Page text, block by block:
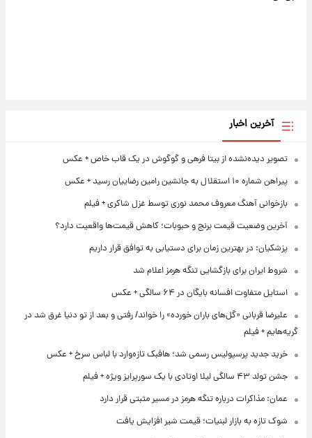
آخرین اخبار
تصویر دیده‌نشده از بیتا فرهی و گوگوش در یک قاب خاص + عکس
پیراهن شماره ۱۰ استقلال به جانشین رامین رضاییان رسید + عکس
بازخوانی آهنگ معروف محمد نوری توسط غزل شاکری + فیلم
آخرین وضعیت قیمت برنج و حبوبات؛ کاهش قیمت‌ها واقعیت دارد؟
پزشکیان: در بهترین زمان برای دستیابی به توافق قرار داریم
شروط ایران برای بازگشایی تنگه هرمز اعلام شد
استایل متفاوت افسانه بایگان در ۶۴ سالگی + عکس
علیرضا قربانی «گل‌های باران خورده» را خواند/ رفتی و بعد از تو دنیا غرق شد در
گریه‌هایم + فیلم
خرید جدید پرسپولیس رسمی شد؛ هافبک تازه‌وارد با لباس سرخ + عکس
جشن تولد ۴۳ سالگی لیلا اوتادی با یک سورپرایز ویژه + فیلم
عمان: مذاکرات درباره تنگه هرمز در مسیر مثبتی قرار دارد
شوک تازه به بازار لبنیات؛ قیمت شیر افزایش یافت